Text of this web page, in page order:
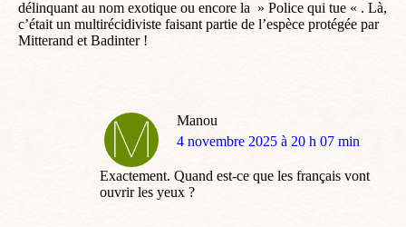
délinquant au nom exotique ou encore la » Police qui tue « . Là,
c’était un multirécidiviste faisant partie de l’espèce protégée par
Mitterand et Badinter !
Manou
dit
4 novembre 2025 à 20 h 07 min
Exactement. Quand est-ce que les français vont
ouvrir les yeux ?